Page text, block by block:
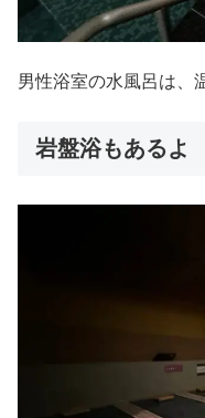
男性浴室の水風呂は、
岩盤浴もあるよ